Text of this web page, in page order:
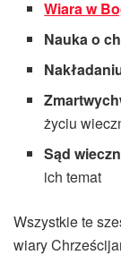
Wiara w
Nauka o
życiu
Sąd
ich temat
Wszystkie te
wiary